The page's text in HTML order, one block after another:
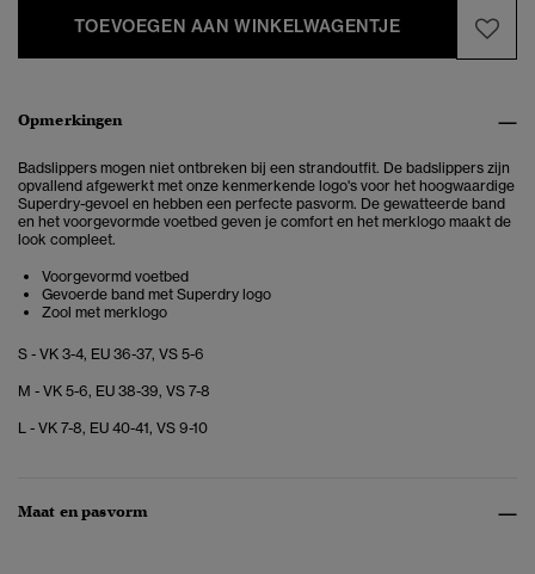
TOEVOEGEN AAN WINKELWAGENTJE
Opmerkingen
Badslippers mogen niet ontbreken bij een strandoutfit. De badslippers zijn
opvallend afgewerkt met onze kenmerkende logo's voor het hoogwaardige
Superdry-gevoel en hebben een perfecte pasvorm. De gewatteerde band
en het voorgevormde voetbed geven je comfort en het merklogo maakt de
look compleet.
Voorgevormd voetbed
Gevoerde band met Superdry logo
Zool met merklogo
S - VK 3-4, EU 36-37, VS 5-6
M - VK 5-6, EU 38-39, VS 7-8
L - VK 7-8, EU 40-41, VS 9-10
Maat en pasvorm